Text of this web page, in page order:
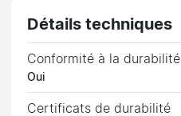
Détails techniques
Conformité à la durabilité
Oui
Certificats de durabilité